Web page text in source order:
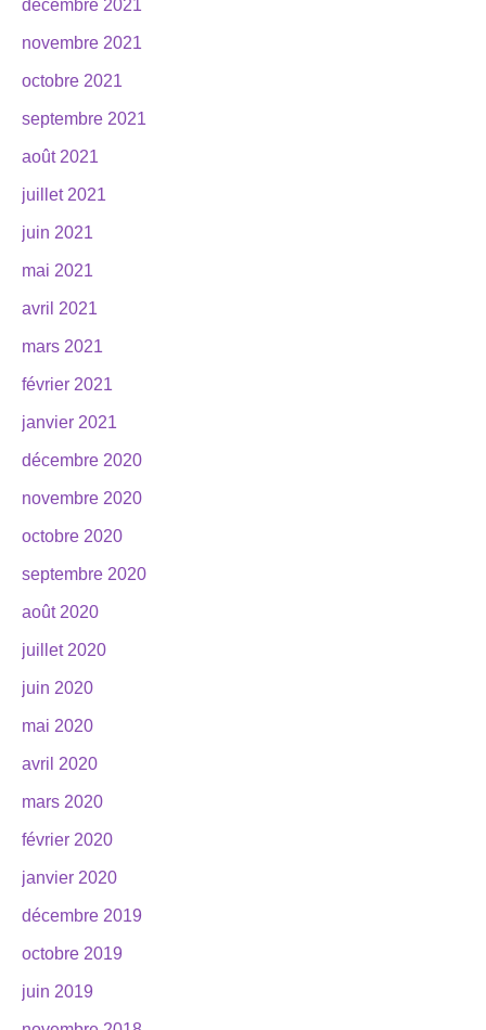
décembre 2021
novembre 2021
octobre 2021
septembre 2021
août 2021
juillet 2021
juin 2021
mai 2021
avril 2021
mars 2021
février 2021
janvier 2021
décembre 2020
novembre 2020
octobre 2020
septembre 2020
août 2020
juillet 2020
juin 2020
mai 2020
avril 2020
mars 2020
février 2020
janvier 2020
décembre 2019
octobre 2019
juin 2019